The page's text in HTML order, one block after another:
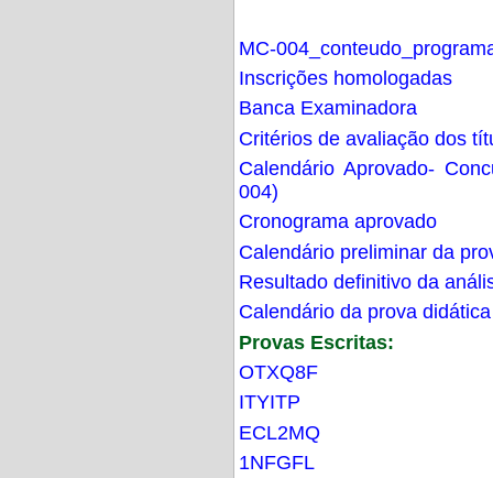
MC-
Inscrições homologadas
Banca Examinadora
Critérios de avaliação dos
Calendário Aprovado-
004)
Cronograma aprovado
Calendário preliminar da
Resultado definitivo da
Calendário da prova didática
Provas Escritas:
OTXQ8F
ITYITP
ECL2MQ
1NFGFL